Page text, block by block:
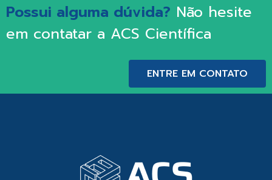
Possui alguma dúvida? Não hesite
em contatar a ACS Científica
ENTRE EM CONTATO